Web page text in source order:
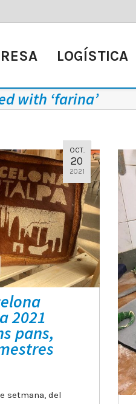
LOGÍSTICA
with ‘farina’
OCT.
20
2021
2021
pans,
setmana, del